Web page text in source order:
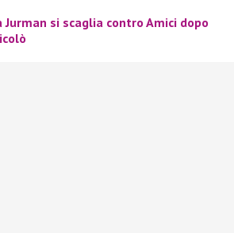
Jurman si scaglia contro Amici dopo